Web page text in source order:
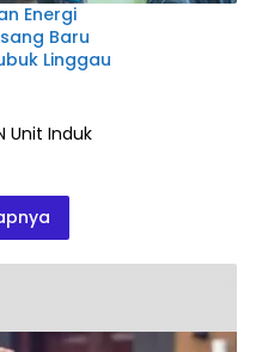
Energi
Baru
Linggau
Unit Induk